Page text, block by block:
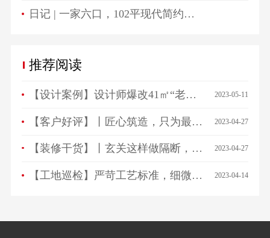
日记 | 一家六口，102平现代简约高颜值生活空间！
推荐阅读
【设计案例】设计师爆改41㎡“老破小”，一房变三房，住祖孙三代五口人不拥挤！ 2023-05-11
【客户好评】丨匠心筑造，只为最美相遇，来看看ta们怎么说… 2023-04-27
【装修干货】丨玄关这样做隔断，一进门就被惊艳！ 2023-04-27
【工地巡检】严苛工艺标准，细微之处见品质！ 2023-04-14